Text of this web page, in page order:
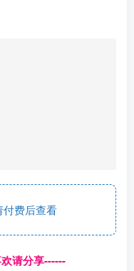
费后查看
请分享------